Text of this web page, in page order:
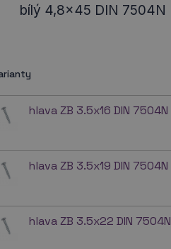
bílý 4,8x45 DIN 7504N
hlava ZB 3.5x16 DIN 7504N
hlava ZB 3.5x19 DIN 7504N
hlava ZB 3.5x22 DIN 7504N